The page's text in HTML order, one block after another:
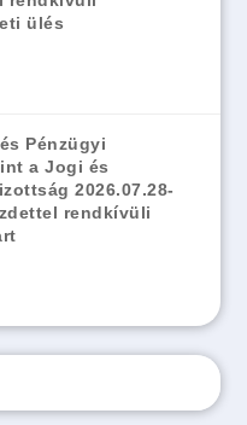
ülés
Pénzügyi
a Jogi és
2026.07.28-
rendkívüli